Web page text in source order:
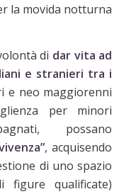
la movida notturna
di dar vita ad
e stranieri tra i
e neo maggiorenni
per minori
possano
, acquisendo
di uno spazio
figure qualificate)